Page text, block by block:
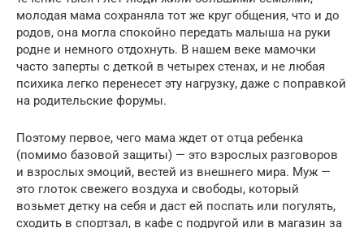
молодая мама сохраняла тот же круг общения, что и до
родов, она могла спокойно передать малыша на руки
родне и немного отдохнуть. В нашем веке мамочки
часто заперты с деткой в четырех стенах, и не любая
психика легко перенесет эту нагрузку, даже с поправкой
на родительские форумы.
Поэтому первое, чего мама ждет от отца ребенка
(помимо базовой защиты) — это взрослых разговоров
и взрослых эмоций, вестей из внешнего мира. Муж —
это глоток свежего воздуха и свободы, который
возьмет детку на себя и даст ей поспать или погулять,
сходить в спортзал, в кафе с подругой или в магазин за